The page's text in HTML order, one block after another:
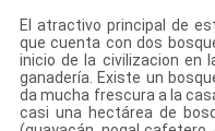
El atractivo principal de
que cuenta con dos
inicio de la civilizacion en
ganadería. Existe un
da mucha frescura a la
casi una hectárea de